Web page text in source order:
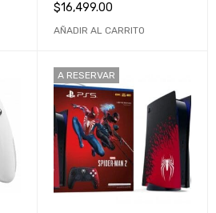
LPDDR5 / SSD de 512GB /
Pantalla LED Multi-Touch
$16,499.00
AÑADIR AL CARRITO
A RESERVAR